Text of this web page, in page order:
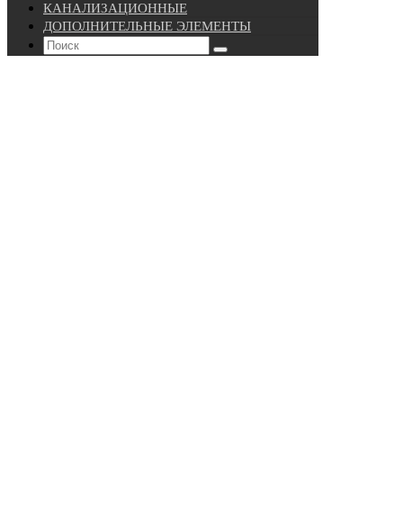
КАНАЛИЗАЦИОННЫЕ
ДОПОЛНИТЕЛЬНЫЕ ЭЛЕМЕНТЫ